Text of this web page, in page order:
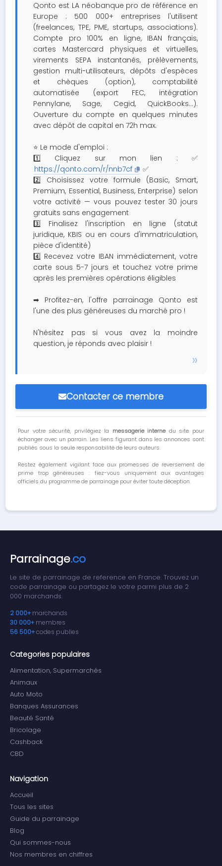
Qonto est LA néobanque pro de référence en
Europe : 500 000+ entreprises l'utilisent
(freelances, TPE, PME, startups, associations).
Compte pro 100% en ligne, IBAN français,
cartes Mastercard physiques et virtuelles,
virements SEPA instantanés, prélèvements,
gestion multi-utilisateurs, dépôts d'espèces
et chèques (option), comptabilité
automatisée (export FEC, intégration
Pennylane, Sage, Cegid, QuickBooks…).
Ouverture du compte en quelques minutes
avec dépôt de capital en 72h max.
⭐ Le mode d'emploi :
1️⃣ Cliquez sur mon lien : ✅
https://qonto.com/r/nnb7cf
✅
2️⃣ Choisissez votre formule (Basic, Smart,
Premium, Essential, Business, Enterprise) selon
votre activité — vous pouvez tester 30 jours
gratuits sans engagement
3️⃣ Finalisez l'inscription en ligne (statut
juridique, KBIS ou en cours d'immatriculation,
pièce d'identité)
4️⃣ Recevez votre IBAN immédiatement, votre
carte sous 5-7 jours et touchez votre prime
après les premières opérations éligibles
➡ Profitez-en, l'offre parrainage Qonto est
l'une des plus généreuses du marché pro !
N'hésitez pas si vous avez la moindre
question, je réponds avec plaisir !
Contacter ce membre
Pour votre sécurité, privilégiez la messagerie internedu site pour
échanger avec un parrain. Les liens figurant dans les annonces sont
publiés sous la seule responsabilité de leurs auteurs.
Restez également vigilant face aux promesses de reversement de
prime trop généreuses : fiez-vous uniquement aux avantages
officiels du programme de parrainage pour éviter toute déception.
Parrainage.co
Le site de parrainage de reference en France. Trouvez un
code parrainage ou partagez le votre parmi plus de 2
000 marchands.
2 000+ marchands
30 000+ membres
56 500+codes publies
Categories populaires
Alimentation, Supermarchés
Animaux
Auto Moto
Banques Assurances
Beauté Santé
Bricolage
Cashback
CBD
Navigation
Accueil
Tous les sites
Guide du parrainage
Blog
Qui sommes-nous
Nos membres en chiffres